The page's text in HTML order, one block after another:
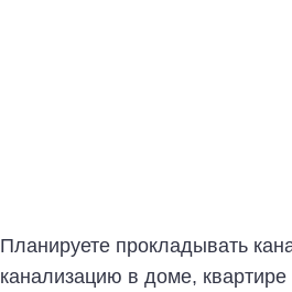
Планируете прокладывать
канализацию в доме,